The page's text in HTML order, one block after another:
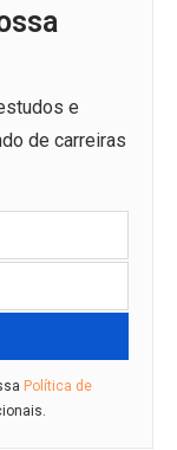
e
de carreiras
Política de